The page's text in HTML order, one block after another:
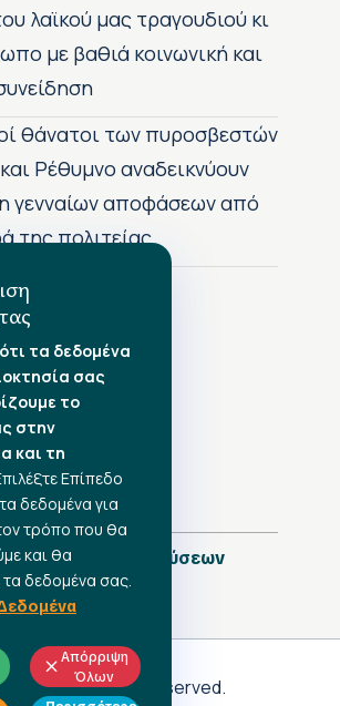
λαϊκού μας τραγουδιού κι
με βαθιά κοινωνική και
θάνατοι των πυροσβεστών
Ρέθυμνο αναδεικνύουν
γενναίων αποφάσεων από
της πολιτείας
2026
2026
Δημοσιεύσεων
© 2026 All rights reserved.
τα δεδομένα
σας
το
στην
και τη
Επίπεδο
δεδομένα για
τρόπο που θα
και θα
τα δεδομένα σας.
Απόρριψη
Όλων